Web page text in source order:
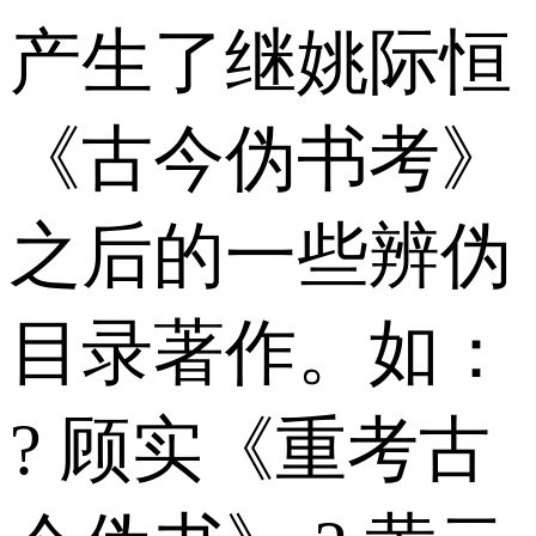
产生了继姚际恒
《古今伪书考》
之后的一些辨伪
目录著作。如：
? 顾实《重考古